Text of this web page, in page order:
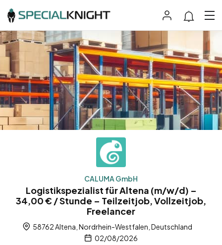
CALUMA GmbH
Logistikspezialist für Altena (m/w/d) –
34,00 € / Stunde – Teilzeitjob, Vollzeitjob,
Freelancer
58762 Altena, Nordrhein-Westfalen, Deutschland
02/08/2026